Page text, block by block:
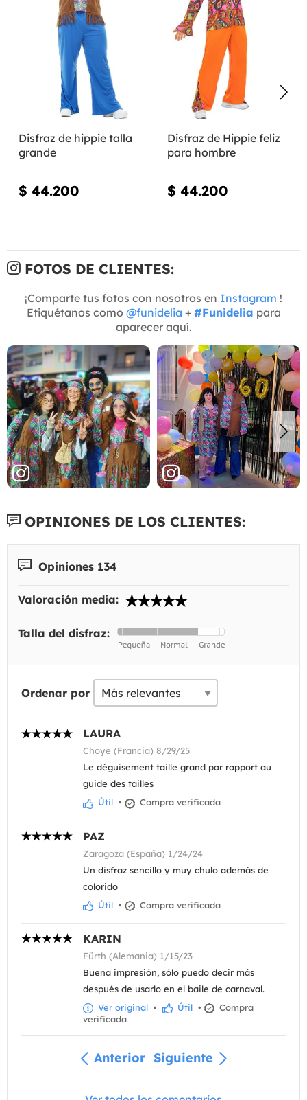
Disfraz de hippie talla
grande
$ 44.200
Disfraz de Hippie feliz
para hombre
$ 44.200
FOTOS DE CLIENTES:
¡Comparte tus fotos con nosotros en Instagram !
Etiquétanos como @funidelia + #Funidelia para
aparecer aquí.
OPINIONES DE LOS CLIENTES:
Opiniones 134
Valoración media:
Talla del disfraz:
Ordenar por
LAURA
Choye (Francia) 8/29/25
Le déguisement taille grand par rapport au
guide des tailles
Útil • Compra verificada
PAZ
Zaragoza (España) 1/24/24
Un disfraz sencillo y muy chulo además de
colorido
Útil • Compra verificada
KARIN
Fürth (Alemania) 1/15/23
Buena impresión, sólo puedo decir más
después de usarlo en el baile de carnaval.
Ver original • Útil •
Compra
verificada
Anterior Siguiente